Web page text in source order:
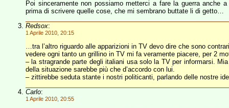
Poi sinceramente non possiamo metterci a fare la guerra
prima di scrivere quelle cose, che mi sembrano buttate li di getto…
Redsox:
1 Aprile 2010, 20:15
…tra l’altro riguardo alle apparizioni in TV devo dire che sono
vedere ogni tanto un grillino in TV mi fa veramente piacere, per 2
– la stragrande parte degli italiani usa solo la TV per informarsi.
della situazione sarebbe più che d’accordo con lui.
– zittirebbe seduta stante i nostri politicanti, parlando delle nostre
Carlo:
1 Aprile 2010, 20:55